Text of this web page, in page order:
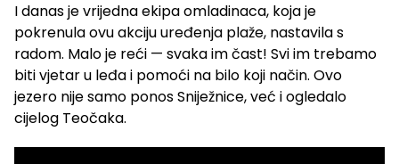
I danas je vrijedna ekipa omladinaca, koja je
pokrenula ovu akciju uređenja plaže, nastavila s
radom. Malo je reći — svaka im čast! Svi im trebamo
biti vjetar u leđa i pomoći na bilo koji način. Ovo
jezero nije samo ponos Sniježnice, već i ogledalo
cijelog Teočaka.